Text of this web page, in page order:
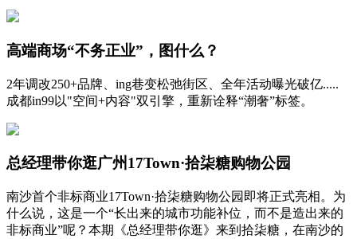
高端商场“不务正业”，图什么？
2年调改250+品牌、ing巷变松弛街区、全年活动曝光破亿.....
成都in99以"空间+内容"双引擎，重新诠释“潮奢”标签。
总经理带你逛广州17Town·拾柒糖购物公园
南沙首个非标商业17Town·拾柒糖购物公园即将正式亮相。为
什么说，这是一个“长出来的城市功能补位，而不是造出来的
非标商业”呢？本期《总经理带你逛》来到拾柒糖，在南沙的